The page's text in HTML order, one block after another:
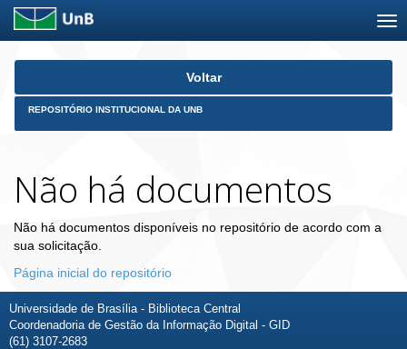
Skip
Voltar
REPOSITÓRIO INSTITUCIONAL DA UNB
Não há documentos
Não há documentos disponíveis no repositório de acordo com a
sua solicitação.
Página inicial do repositório
Universidade de Brasília - Biblioteca Central
Coordenadoria de Gestão da Informação Digital - GID
(61) 3107-2683